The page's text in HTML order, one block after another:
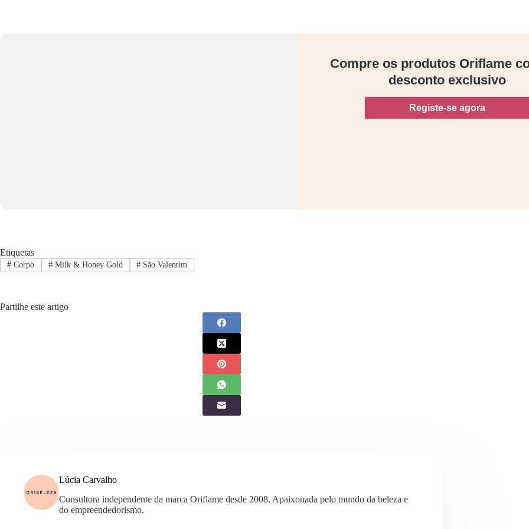
Compre os produtos Oriflame
desconto exclusivo
Registe-se agora
Etiquetas
#Corpo #Milk & Honey Gold # São Valentim
Partilhe este artigo
Lúcia Carvalho
Consultora independente da marca Oriflame desde 2008. Apaixonada pelo mundo da beleza e
do empreendedorismo.